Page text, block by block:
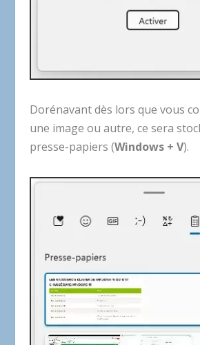
Dorénavant dès lors que vous
une image ou autre, ce sera
presse-papiers (Windows + V).